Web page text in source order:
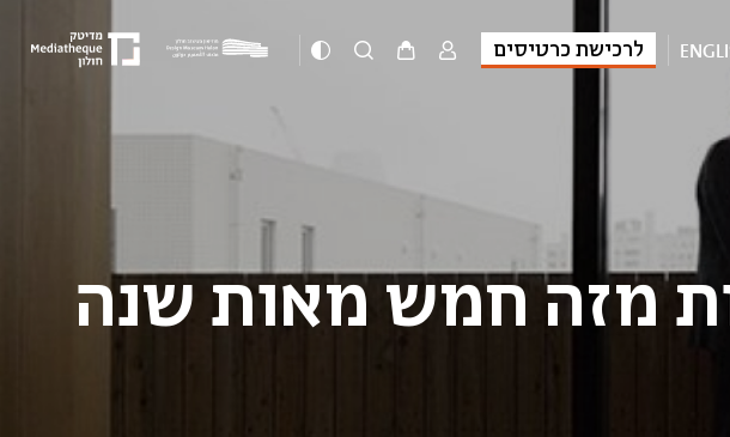
לרכישת כרטיסים
מזה חמש מאות שנה